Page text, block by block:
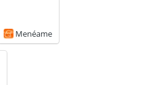
Menéame